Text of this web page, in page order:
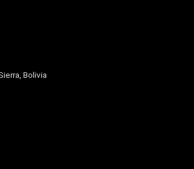
Bolivia